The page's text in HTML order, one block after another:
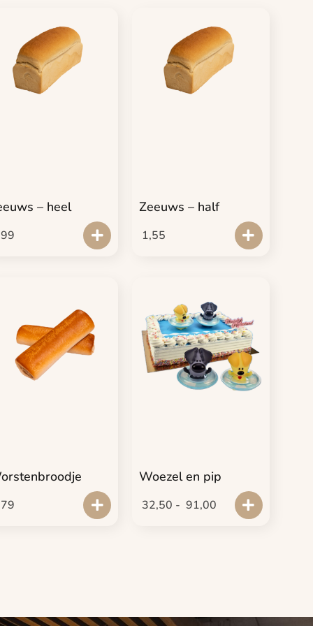
– heel Zeeuws – half
1,55
Woezel en pip
32,50 - 91,00